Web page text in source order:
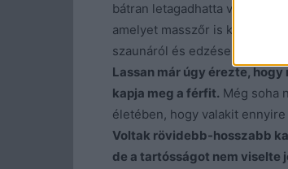
bátran letagadhatta volna.
amelyet masszőr is karban
szaunáról és edzésekről
Lassan már úgy érezte,
kapja meg a férfit. Még soha
életében, hogy valakit
Voltak rövidebb-hosszabb
de a tartósságot nem viselte